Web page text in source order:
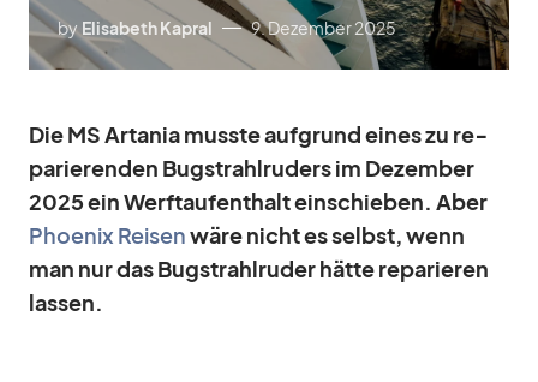
by Elisabeth Kapral 9. Dezember 2025
Die MS Arta­nia musste auf­grund ei­nes zu re­
pa­rie­ren­den Bug­strahl­ru­ders im De­zem­ber
2025 ein Werft­auf­ent­halt ein­schie­ben. Aber
Phoe­nix Rei­senwäre nicht es selbst, wenn
man nur das Bug­strahl­ru­der hätte re­pa­rie­ren
las­sen.